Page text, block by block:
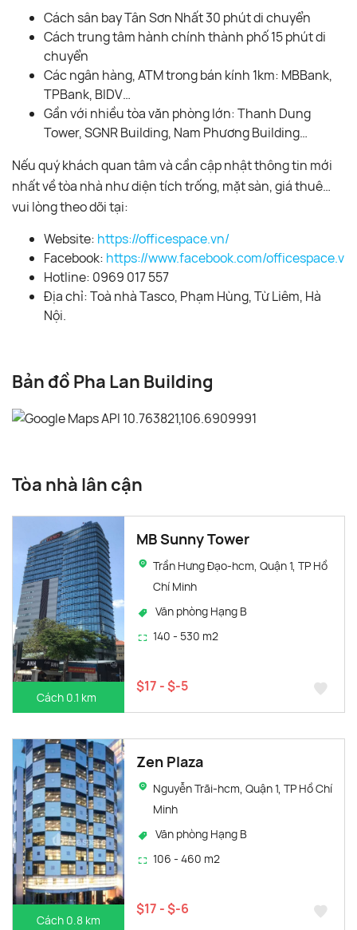
Cách sân bay Tân Sơn Nhất 30 phút di chuyển
Cách trung tâm hành chính thành phố 15 phút di
chuyển
Các ngân hàng, ATM trong bán kính 1km: MBBank,
TPBank, BIDV…
Gần với nhiều tòa văn phòng lớn: Thanh Dung
Tower, SGNR Building, Nam Phương Building…
Nếu quý khách quan tâm và cần cập nhật thông tin mới
nhất về tòa nhà như diện tích trống, mặt sàn, giá thuê…
vui lòng theo dõi tại:
Website: https://officespace.vn/
Facebook: https://www.facebook.com/officespace.vn/
Hotline: 0969 017 557
Địa chỉ: Toà nhà Tasco, Phạm Hùng, Từ Liêm, Hà
Nội.
Bản đồ Pha Lan Building
Tòa nhà lân cận
Cách 0.1 km
MB Sunny Tower
Trần Hưng Đạo-hcm, Quận 1, TP Hồ
Chí Minh
Văn phòng Hạng B
140 - 530 m2
$17 - $-5
Cách 0.8 km
Zen Plaza
Nguyễn Trãi-hcm, Quận 1, TP Hồ Chí
Minh
Văn phòng Hạng B
106 - 460 m2
$17 - $-6